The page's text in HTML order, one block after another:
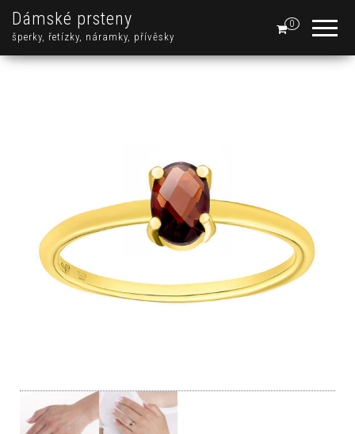
Dámské prsteny
šperky, řetízky, náramky, přívěsky
0